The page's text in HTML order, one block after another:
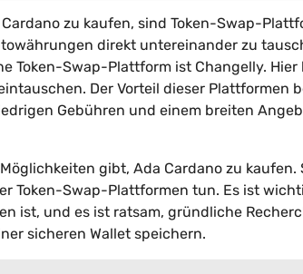
zu kaufen, sind Token-Swap-
direkt untereinander zu
Token-Swap-Plattform ist Changelly. Hier
Der Vorteil dieser Plattformen
Gebühren und einem breiten
gibt, Ada Cardano zu kaufen.
Token-Swap-Plattformen tun. Es ist
ist, und es ist ratsam, gründliche
sicheren Wallet speichern.